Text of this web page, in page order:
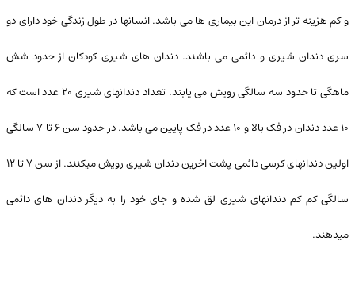
و کم هزینه تر از درمان این بیماری ها می باشد. انسانها در طول زندگی خود دارای دو
سری دندان شیری و دائمی می باشند. دندان های شیری کودکان از حدود شش
ماهگی تا حدود سه سالگی رویش می یابند. تعداد دندانهای شیری ۲۰ عدد است که
۱۰ عدد دندان در فک بالا و ۱۰ عدد در فک پایین می باشد. در حدود سن ۶ تا ۷ سالگی
اولین دندانهای کرسی دائمی پشت اخرین دندان شیری رویش میکنند. از سن ۷ تا ۱۲
سالگی کم کم دندانهای شیری لق شده و جای خود را به دیگر دندان های دائمی
میدهند.